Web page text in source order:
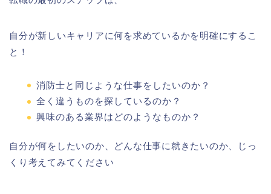
自分が新しいキャリアに何を求めているかを明確にするこ
と！
消防士と同じような仕事をしたいのか？
全く違うものを探しているのか？
興味のある業界はどのようなものか？
自分が何をしたいのか、どんな仕事に就きたいのか、じっ
くり考えてみてください